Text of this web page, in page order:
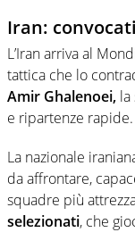
Iran:
L’Iran arriva al
tattica che lo
Amir Ghalenoei, la
e ripartenze rapide.
La nazionale
da affrontare,
squadre più
selezionati, che